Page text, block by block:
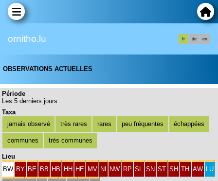
ornitho.lu fr de en
OBSERVATIONS ACTUELLES
Période
Les 5 derniers jours
Taxa
jamais observé
très rares rares peu fréquentes échappées
communes très communes
Lieu
BW BY BE BB HB HH HE MV NI NW RP SL SN ST SH TH AW LU